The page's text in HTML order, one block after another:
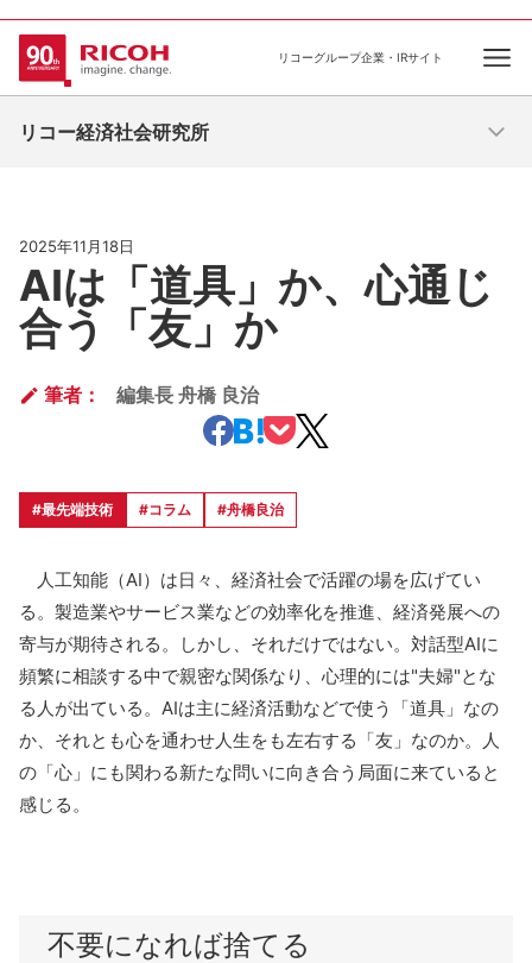
リコーグループ企業・IRサイト
リコー経済社会研究所
AIは「道具」か、心通じ
合う「友」か
2025年11月18日
筆者： 編集長 舟橋 良治
#最先端技術 #コラム #舟橋良治
人工知能（AI）は日々、経済社会で活躍の場を広げてい
る。製造業やサービス業などの効率化を推進、経済発展への
寄与が期待される。しかし、それだけではない。対話型AIに
頻繁に相談する中で親密な関係なり、心理的には"夫婦"とな
る人が出ている。 AIは主に経済活動などで使う「道具」なの
か、それとも心を通わせ人生をも左右する「友」なのか。人
の「心」にも関わる新たな問いに向き合う局面に来ていると
感じる。
不要になれば捨てる